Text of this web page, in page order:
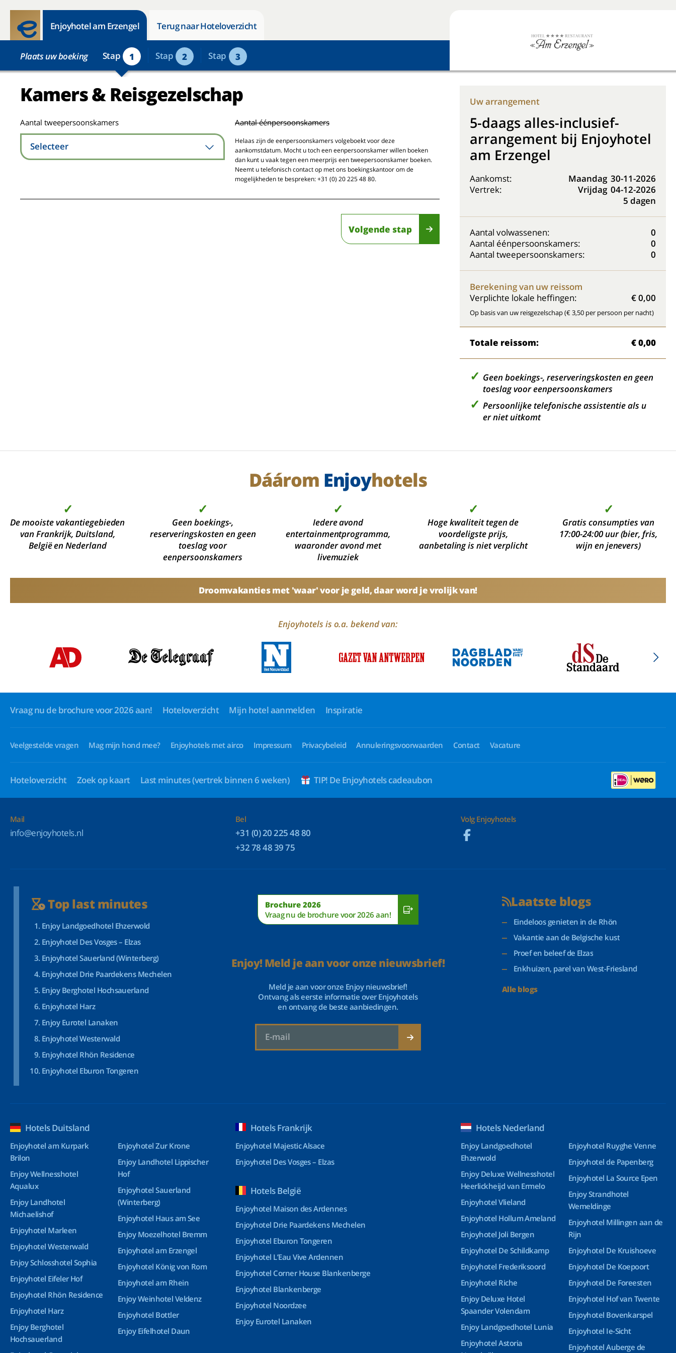
Enjoyhotel am Erzengel Terug naar Hoteloverzicht
Plaats uw boeking Stap 1 Stap 2 Stap 3
Kamers & Reisgezelschap
Aantal tweepersoonskamers
Selecteer
Aantal éénpersoonskamers
Helaas zijn de eenpersoonskamers volgeboekt voor deze
aankomstdatum. Mocht u toch een eenpersoonskamer willen boeken
dan kunt u vaak tegen een meerprijs een tweepersoonskamer boeken.
Neemt u telefonisch contact op met ons boekingskantoor om de
mogelijkheden te bespreken: +31 (0) 20 225 48 80.
Volgende stap
Uw arrangement
5-daags alles-inclusief-
arrangement bij Enjoyhotel
am Erzengel
Aankomst: Maandag 30-11-2026
Vertrek:
Vrijdag 04-12-2026
5 dagen
Aantal volwassenen:
0
Aantal éénpersoonskamers:
0
Aantal tweepersoonskamers:
0
Berekening van uw reissom
Verplichte lokale heffingen:
€ 0,00
Op basis van uw reisgezelschap (€ 3,50 per persoon per nacht)
Totale reissom: € 0,00
Geen boekings-, reserveringskosten en geen
toeslag voor eenpersoonskamers
Persoonlijke telefonische assistentie als u
er niet uitkomt
Dáárom Enjoyhotels
✓
De mooiste vakantiegebieden
van Frankrijk, Duitsland,
België en Nederland
✓
Geen boekings-,
reserveringskosten en geen
toeslag voor
eenpersoonskamers
✓
Iedere avond
entertainmentprogramma,
waaronder avond met
livemuziek
✓
Hoge kwaliteit tegen de
voordeligste prijs,
aanbetaling is niet verplicht
✓
Gratis consumpties van
17:00-24:00 uur (bier, fris,
wijn en jenevers)
Droomvakanties met 'waar' voor je geld, daar word je vrolijk van!
Enjoyhotels is o.a. bekend van:
Vraag nu de brochure voor 2026 aan! Hoteloverzicht Mijn hotel aanmelden Inspiratie
Veelgestelde vragen Mag mijn hond mee? Enjoyhotels met airco Impressum Privacybeleid Annuleringsvoorwaarden Contact Vacature
Hoteloverzicht Zoek op kaart Last minutes(vertrek binnen 6 weken) TIP! De Enjoyhotels cadeaubon
Mail
info@enjoyhotels.nl
Bel
+31 (0) 20 225 48 80
+32 78 48 39 75
Volg Enjoyhotels
Top last minutes
Enjoy Landgoedhotel Ehzerwold
Enjoyhotel Des Vosges – Elzas
Enjoyhotel Sauerland (Winterberg)
Enjoyhotel Drie Paardekens Mechelen
Enjoy Berghotel Hochsauerland
Enjoyhotel Harz
Enjoy Eurotel Lanaken
Enjoyhotel Westerwald
Enjoyhotel Rhön Residence
Enjoyhotel Eburon Tongeren
Brochure 2026
Vraag nu de brochure voor 2026 aan!
Enjoy! Meld je aan voor onze nieuwsbrief!
Meld je aan voor onze Enjoy nieuwsbrief!
Ontvang als eerste informatie over Enjoyhotels
en ontvang de beste aanbiedingen.
Laatste blogs
Eindeloos genieten in de Rhön
Vakantie aan de Belgische kust
Proef en beleef de Elzas
Enkhuizen, parel van West-Friesland
Alle blogs
Hotels Duitsland
Enjoyhotel am Kurpark
Brilon
Enjoy Wellnesshotel
Aqualux
Enjoy Landhotel
Michaelishof
Enjoyhotel Marleen
Enjoyhotel Westerwald
Enjoy Schlosshotel Sophia
Enjoyhotel Eifeler Hof
Enjoyhotel Rhön Residence
Enjoyhotel Harz
Enjoy Berghotel
Hochsauerland
Enjoyhotel Zur Krone
Enjoy Landhotel Lippischer
Hof
Enjoyhotel Sauerland
(Winterberg)
Enjoyhotel Haus am See
Enjoy Moezelhotel Bremm
Enjoyhotel am Erzengel
Enjoyhotel König von Rom
Enjoyhotel am Rhein
Enjoy Weinhotel Veldenz
Enjoyhotel Bottler
Enjoy Eifelhotel Daun
Hotels Frankrijk
Enjoyhotel Majestic Alsace
Enjoyhotel Des Vosges – Elzas
Hotels België
Enjoyhotel Maison des Ardennes
Enjoyhotel Drie Paardekens Mechelen
Enjoyhotel Eburon Tongeren
Enjoyhotel L’Eau Vive Ardennen
Enjoyhotel Corner House Blankenberge
Enjoyhotel Blankenberge
Enjoyhotel Noordzee
Enjoy Eurotel Lanaken
Hotels Nederland
Enjoy Landgoedhotel
Ehzerwold
Enjoy Deluxe Wellnesshotel
Heerlickheijd van Ermelo
Enjoyhotel Vlieland
Enjoyhotel Hollum Ameland
Enjoyhotel Joli Bergen
Enjoyhotel De Schildkamp
Enjoyhotel Frederiksoord
Enjoyhotel Riche
Enjoy Deluxe Hotel
Spaander Volendam
Enjoy Landgoedhotel Lunia
Enjoyhotel Astoria
Enjoyhotel Ruyghe Venne
Enjoyhotel de Papenberg
Enjoyhotel La Source Epen
Enjoy Strandhotel
Wemeldinge
Enjoyhotel Millingen aan de
Rijn
Enjoyhotel De Kruishoeve
Enjoyhotel De Koepoort
Enjoyhotel De Foreesten
Enjoyhotel Hof van Twente
Enjoyhotel Bovenkarspel
Enjoyhotel Ie-Sicht
Enjoyhotel Auberge de